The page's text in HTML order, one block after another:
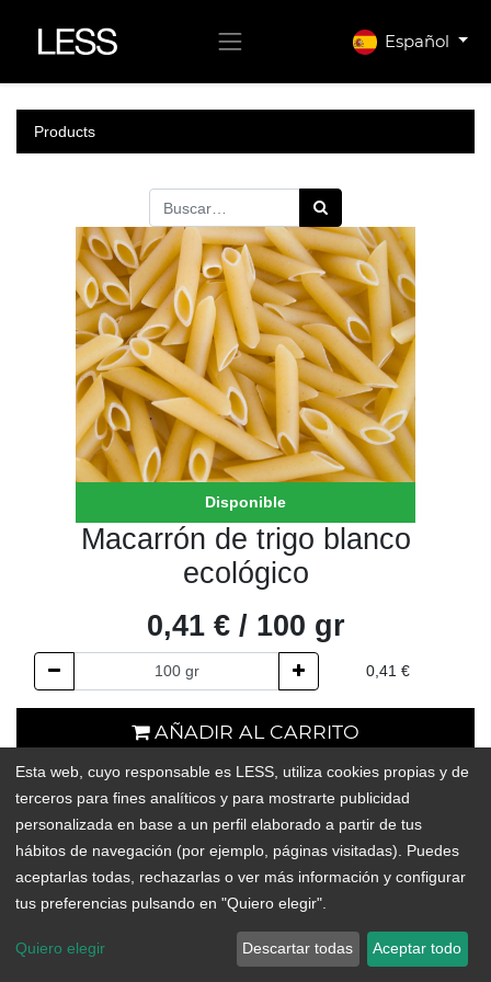
Español
Products
Disponible
Macarrón de trigo blanco
ecológico
0,41€ / 100 gr
0,41 €
AÑADIR AL CARRITO
En existencias
Add to Wishlist
Esta web, cuyo responsable es LESS, utiliza cookies propias y de
terceros para fines analíticos y para mostrarte publicidad
personalizada en base a un perfil elaborado a partir de tus
hábitos de navegación (por ejemplo, páginas visitadas). Puedes
aceptarlas todas, rechazarlas o ver más información y configurar
tus preferencias pulsando en "Quiero elegir".
Quiero elegir Descartar todas Aceptar todo